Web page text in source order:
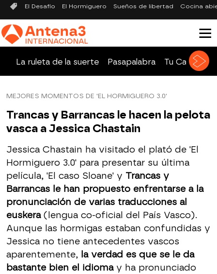
El Desafío El Hormiguero Sueños de libertad Cocina
La ruleta de la suerte Pasapalabra Tu Cara Me
MEJORES MOMENTOS DE 'EL HORMIGUERO 3.0'
Trancas y Barrancas le hacen la pelota
vasca a Jessica Chastain
Jessica Chastain ha visitado el plató de 'El
Hormiguero 3.0' para presentar su última
película, 'El caso Sloane' y Trancas y
Barrancas le han propuesto enfrentarse a la
pronunciación de varias traducciones al
euskera (lengua co-oficial del País Vasco).
Aunque las hormigas estaban confundidas y
Jessica no tiene antecedentes vascos
aparentemente, la verdad es que se le da
bastante bien el idioma y ha pronunciado